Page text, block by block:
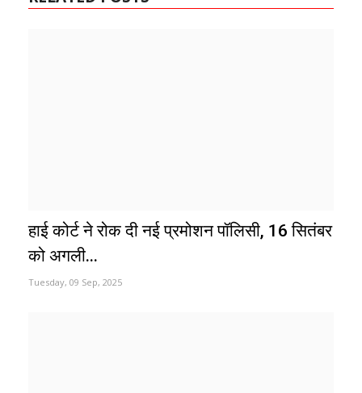
हाई कोर्ट ने रोक दी नई प्रमोशन पॉलिसी, 16 सितंबर
को अगली...
Tuesday, 09 Sep, 2025